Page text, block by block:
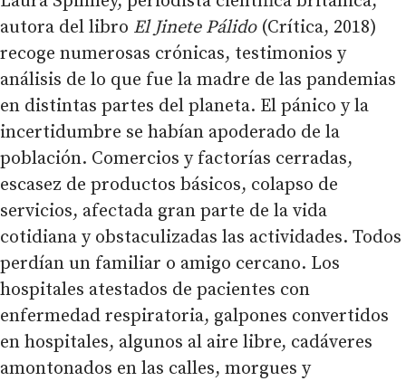
autora del libro El Jinete Pálido(Crítica, 2018)
recoge numerosas crónicas, testimonios y
análisis de lo que fue la madre de las pandemias
en distintas partes del planeta. El pánico y la
incertidumbre se habían apoderado de la
población. Comercios y factorías cerradas,
escasez de productos básicos, colapso de
servicios, afectada gran parte de la vida
cotidiana y obstaculizadas las actividades. Todos
perdían un familiar o amigo cercano. Los
hospitales atestados de pacientes con
enfermedad respiratoria, galpones convertidos
en hospitales, algunos al aire libre, cadáveres
amontonados en las calles, morgues y